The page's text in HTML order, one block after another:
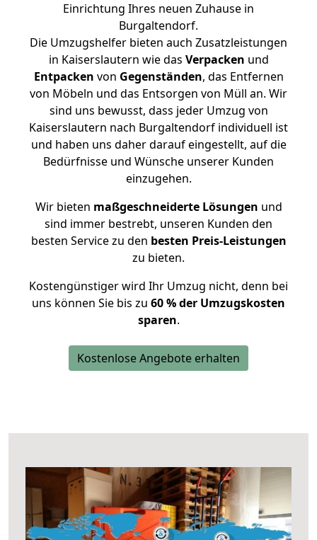
Einrichtung Ihres neuen Zuhause in
Burgaltendorf.
Die Umzugshelfer bieten auch Zusatzleistungen
in Kaiserslautern wie das Verpacken und
Entpacken von Gegenständen, das Entfernen
von Möbeln und das Entsorgen von Müll an. Wir
sind uns bewusst, dass jeder Umzug von
Kaiserslautern nach Burgaltendorf individuell ist
und haben uns daher darauf eingestellt, auf die
Bedürfnisse und Wünsche unserer Kunden
einzugehen.
Wir bieten maßgeschneiderte Lösungen und
sind immer bestrebt, unseren Kunden den
besten Service zu den besten Preis-Leistungen
zu bieten.
Kostengünstiger wird Ihr Umzug nicht, denn bei
uns können Sie bis zu 60 % der Umzugskosten
sparen.
Kostenlose Angebote erhalten